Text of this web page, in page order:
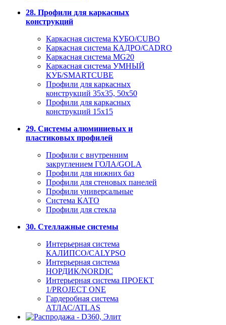
28. Профили для каркасных
конструкций
Каркасная система КУБО/CUBO
Каркасная система КАДРО/CADRO
Каркасная система MG20
Каркасная система УМНЫЙ
КУБ/SMARTCUBE
Профили для каркасных
конструкций 35x35, 50x50
Профили для каркасных
конструкций 15х15
29. Системы алюминиевых и
пластиковых профилей
Профили с внутренним
закруглением ГОЛА/GOLA
Профили для нижних баз
Профили для стеновых панелей
Профили универсальные
Система КАТО
Профили для стекла
30. Стеллажные системы
Интерьерная система
КАЛИПСО/CALYPSO
Интерьерная система
НОРДИК/NORDIC
Интерьерная система ПРОЕКТ
1/PROJECT ONE
Гардеробная система
АТЛАС/ATLAS